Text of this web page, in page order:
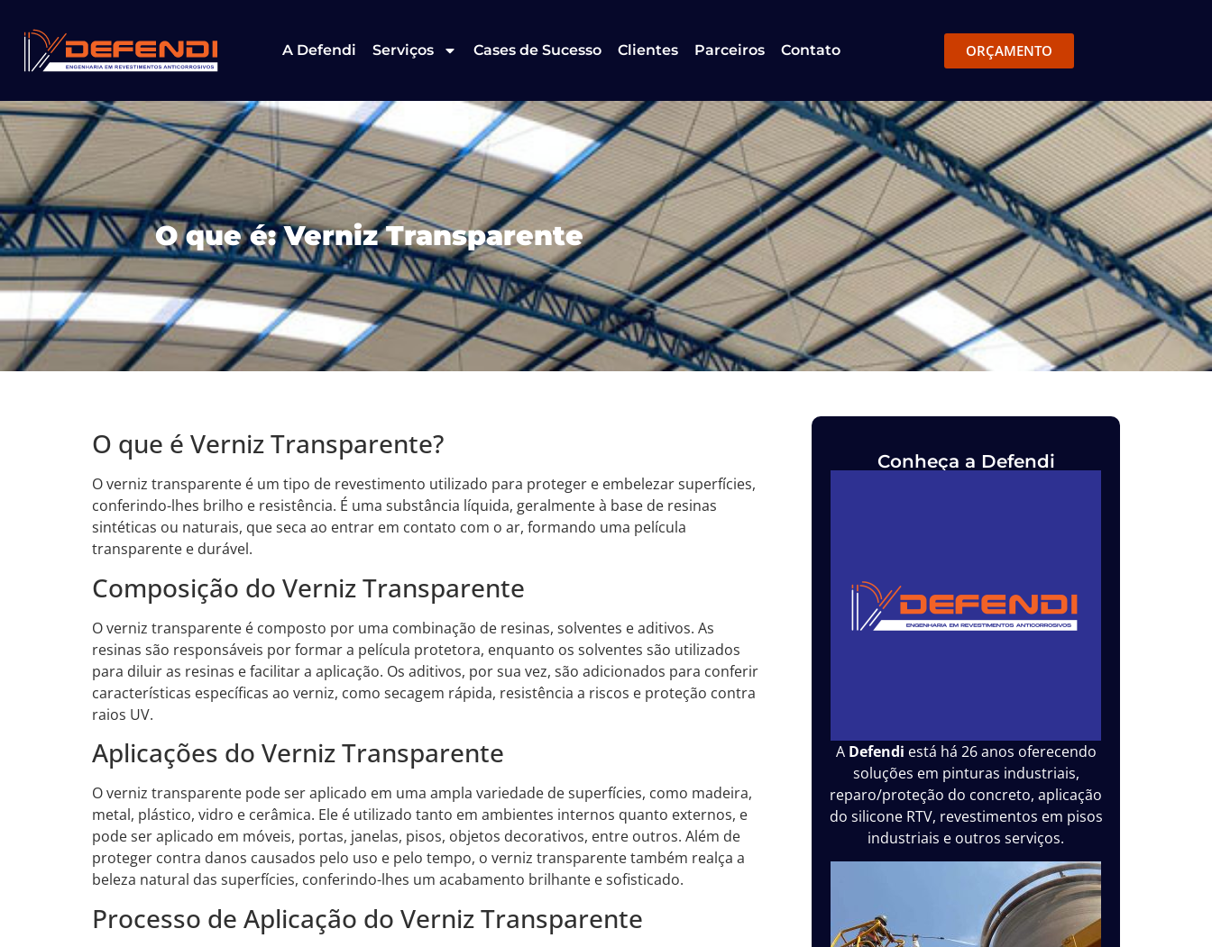
A Defendi Serviços Cases de Sucesso Clientes Parceiros Contato ORÇAMENTO
O que é: Verniz Transparente
O que é Verniz Transparente?
O verniz transparente é um tipo de revestimento utilizado para proteger e embelezar superfícies,
conferindo-lhes brilho e resistência. É uma substância líquida, geralmente à base de resinas
sintéticas ou naturais, que seca ao entrar em contato com o ar, formando uma película
transparente e durável.
Composição do Verniz Transparente
O verniz transparente é composto por uma combinação de resinas, solventes e aditivos. As
resinas são responsáveis por formar a película protetora, enquanto os solventes são utilizados
para diluir as resinas e facilitar a aplicação. Os aditivos, por sua vez, são adicionados para conferir
características específicas ao verniz, como secagem rápida, resistência a riscos e proteção contra
raios UV.
Aplicações do Verniz Transparente
O verniz transparente pode ser aplicado em uma ampla variedade de superfícies, como madeira,
metal, plástico, vidro e cerâmica. Ele é utilizado tanto em ambientes internos quanto externos, e
pode ser aplicado em móveis, portas, janelas, pisos, objetos decorativos, entre outros. Além de
proteger contra danos causados pelo uso e pelo tempo, o verniz transparente também realça a
beleza natural das superfícies, conferindo-lhes um acabamento brilhante e sofisticado.
Processo de Aplicação do Verniz Transparente
Conheça a Defendi
A Defendi está há 26 anos oferecendo
soluções em pinturas industriais,
reparo/proteção do concreto, aplicação
do silicone RTV, revestimentos em pisos
industriais e outros serviços.